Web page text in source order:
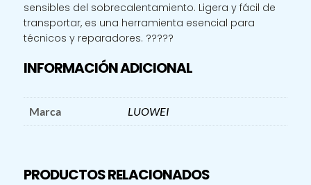
sensibles del sobrecalentamiento. Ligera y fácil de
transportar, es una herramienta esencial para
técnicos y reparadores. ?????
INFORMACIÓN ADICIONAL
Marca LUOWEI
PRODUCTOS RELACIONADOS